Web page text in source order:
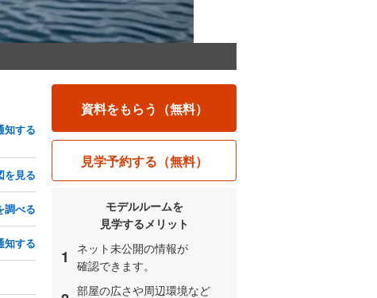
知する
を見る
調べる
知する
資料をもらう（無料）
見学予約する（無料）
モデルルームを
見学するメリット
1
ネット未公開の情報が
確認できます。
部屋の広さや周辺環境など